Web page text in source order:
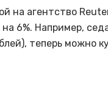
на агентство
6%. Например,
теперь можно